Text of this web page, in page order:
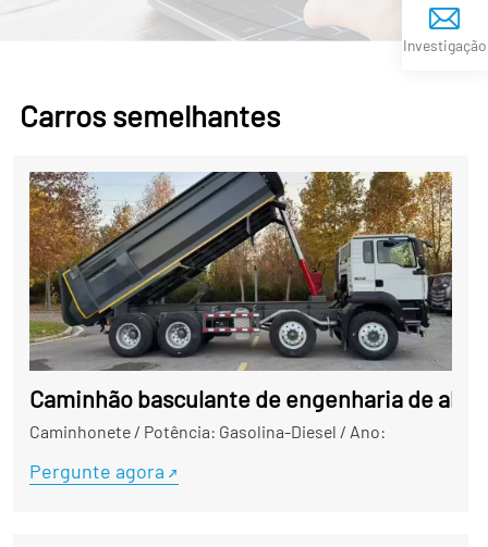
Carros semelhantes
Caminhão basculante de engenharia de alta
Caminhonete/ Potência: Gasolina-Diesel / Ano:
Pergunte agora
Investigação